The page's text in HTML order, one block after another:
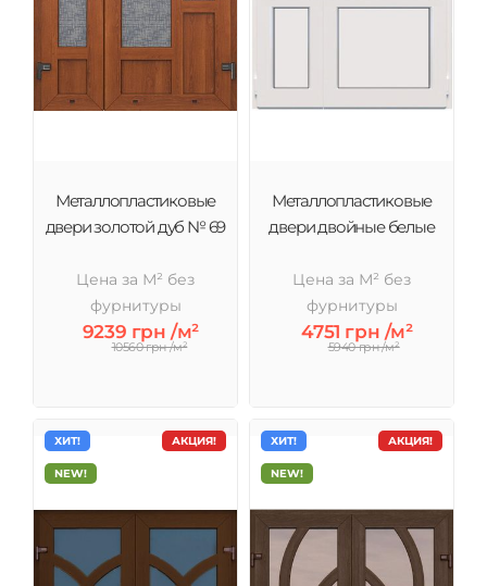
Металлопластиковые
двери золотой дуб № 69
Цена за М² без
фурнитуры
9239 грн /м²
10560 грн /м²
Металлопластиковые
двери двойные белые
Цена за М² без
фурнитуры
4751 грн /м²
5940 грн /м²
АКЦИЯ!
ХИТ!
NEW!
АКЦИЯ!
ХИТ!
NEW!